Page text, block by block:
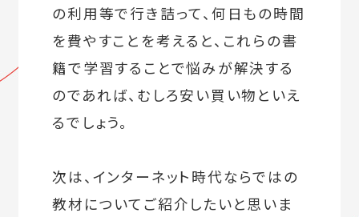
の利用等で行き詰って、何日もの時間
を費やすことを考えると、これらの書
籍で学習することで悩みが解決する
のであれば、むしろ安い買い物といえ
るでしょう。
次は、インターネット時代ならではの
教材についてご紹介したいと思いま